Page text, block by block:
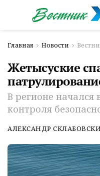
Главная Новости
Жетысуские
В регионе начался
контроля
АЛЕКСАНДР